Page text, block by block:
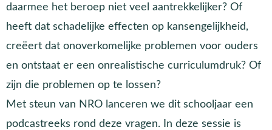
daarmee het beroep niet veel aantrekkelijker? Of
heeft dat schadelijke effecten op kansengelijkheid,
creëert dat onoverkomelijke problemen voor ouders
en ontstaat er een onrealistische curriculumdruk? Of
zijn die problemen op te lossen?
Met steun van NRO lanceren we dit schooljaar een
podcastreeks rond deze vragen. In deze sessie is